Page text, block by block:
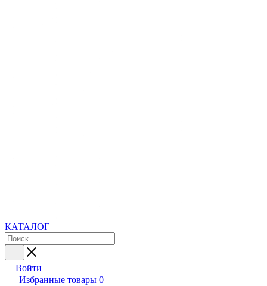
КАТАЛОГ
Войти
Избранные товары 0